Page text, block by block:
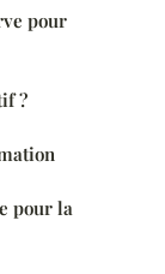
pour
?
pour la